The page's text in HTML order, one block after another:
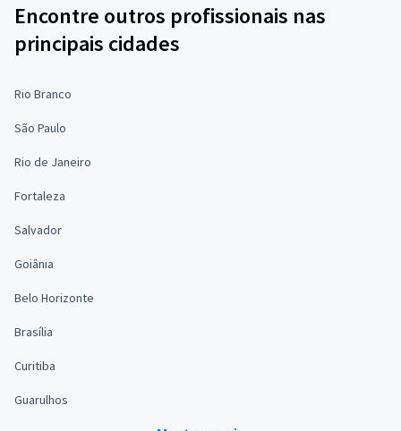
Encontre outros profissionais nas
principais cidades
Rio Branco
São Paulo
Rio de Janeiro
Fortaleza
Salvador
Goiânia
Belo Horizonte
Brasília
Curitiba
Guarulhos